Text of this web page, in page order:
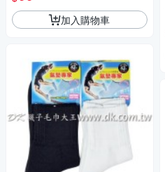
加入購物車